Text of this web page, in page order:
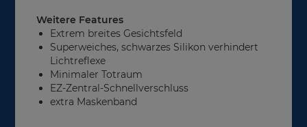
Weitere Features
Extrem breites Gesichtsfeld
Superweiches, schwarzes Silikon verhindert
Lichtreflexe
Minimaler Totraum
EZ-Zentral-Schnellverschluss
extra Maskenband